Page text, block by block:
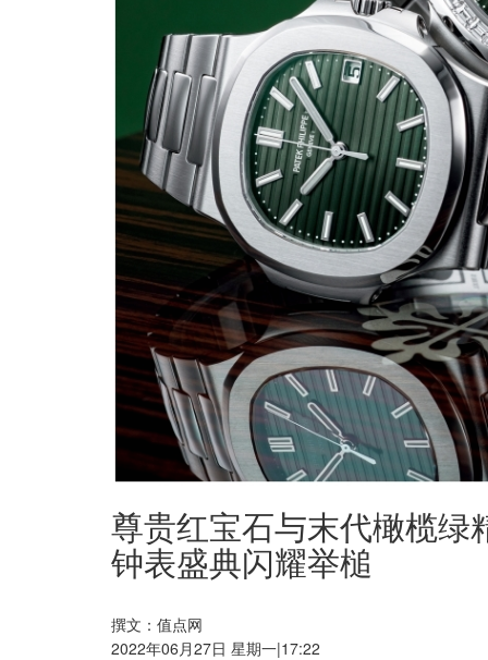
尊贵红宝石与末代橄榄
钟表盛典闪耀举槌
撰文：值点网
2022年06月27日 星期一|17:22